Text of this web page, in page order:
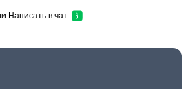
Написать в чат